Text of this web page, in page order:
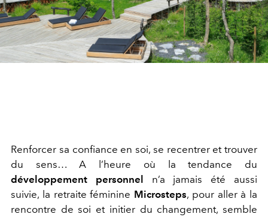
Renforcer sa confiance en soi, se recentrer et trouver
du sens… A l’heure où la tendance du
développement personnel n’a jamais été aussi
suivie, la retraite féminine Microsteps, pour aller à la
rencontre de soi et initier du changement, semble